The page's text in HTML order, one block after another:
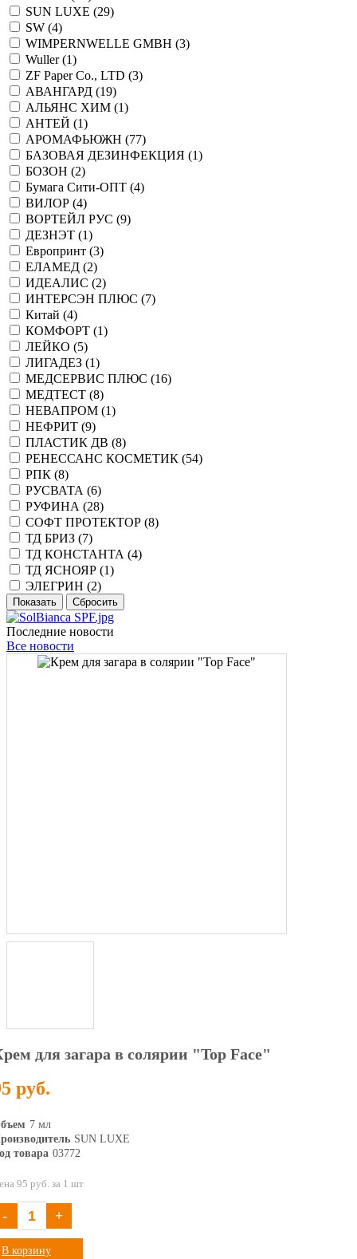
SUN LUXE (29)
SW (4)
WIMPERNWELLE GMBH (3)
Wuller (1)
ZF Paper Co., LTD (3)
АВАНГАРД (19)
АЛЬЯНС ХИМ (1)
АНТЕЙ (1)
АРОМАФЬЮЖН (77)
БАЗОВАЯ ДЕЗИНФЕКЦИЯ (1)
БОЗОН (2)
Бумага Сити-ОПТ (4)
ВИЛОР (4)
ВОРТЕЙЛ РУС (9)
ДЕЗНЭТ (1)
Европринт (3)
ЕЛАМЕД (2)
ИДЕАЛИС (2)
ИНТЕРСЭН ПЛЮС (7)
Китай (4)
КОМФОРТ (1)
ЛЕЙКО (5)
ЛИГАДЕЗ (1)
МЕДСЕРВИС ПЛЮС (16)
МЕДТЕСТ (8)
НЕВАПРОМ (1)
НЕФРИТ (9)
ПЛАСТИК ДВ (8)
РЕНЕССАНС КОСМЕТИК (54)
РПК (8)
РУСВАТА (6)
РУФИНА (28)
СОФТ ПРОТЕКТОР (8)
ТД БРИЗ (7)
ТД КОНСТАНТА (4)
ТД ЯСНОЯР (1)
ЭЛЕГРИН (2)
Последние новости
Все новости
для загара в солярии "Top Face"
руб.
7 мл
SUN LUXE
товара 03772
95 руб. за 1 шт
- +
В корзину